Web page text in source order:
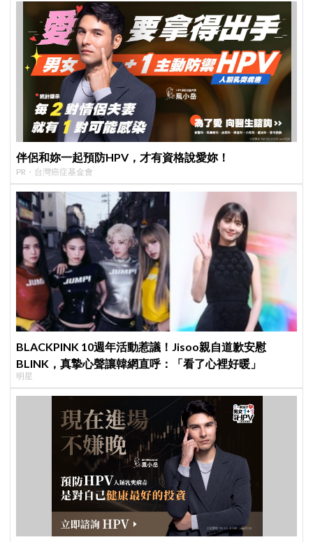
伴侶和妳一起預防HPV，才有資格說愛妳！
PR・台灣癌症基金會
BLACKPINK 10週年活動惹議！Jisoo親自道歉安慰
BLINK，真摯心聲讓韓網直呼：「看了心裡好暖」
明星